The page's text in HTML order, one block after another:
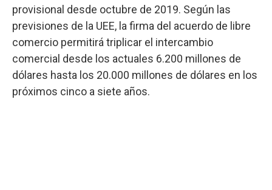
provisional desde octubre de 2019. Según las
previsiones de la UEE, la firma del acuerdo de libre
comercio permitirá triplicar el intercambio
comercial desde los actuales 6.200 millones de
dólares hasta los 20.000 millones de dólares en los
próximos cinco a siete años.